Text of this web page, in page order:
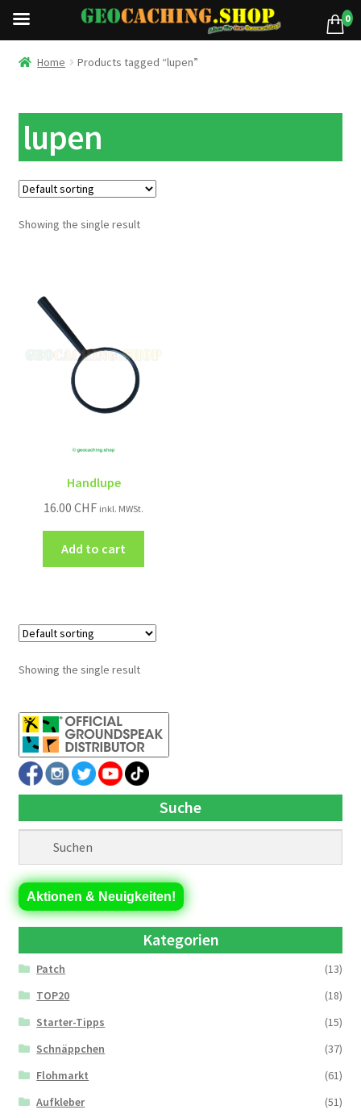
Home Products tagged “lupen”
lupen
Showing the single result
Handlupe
16.00CHF inkl. MWSt.
Add to cart
Showing the single result
Suche
Aktionen & Neuigkeiten!
Kategorien
Patch
(13)
TOP20
(18)
Starter-Tipps
(15)
Schnäppchen
(37)
Flohmarkt
(61)
Aufkleber
(51)
0